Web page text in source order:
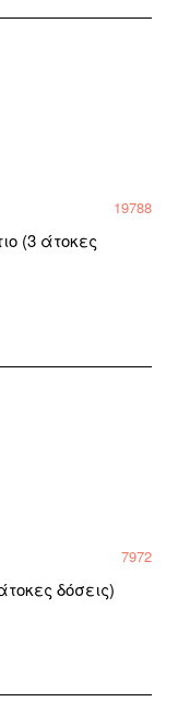
19788
(3 άτοκες
7972
δόσεις)